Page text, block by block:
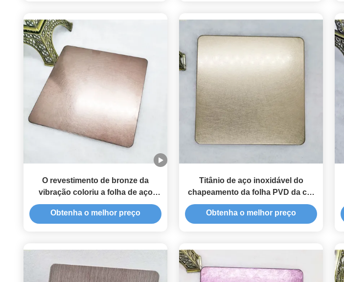
O revestimento de bronze da
vibração coloriu a folha de aço
inoxidável ASTM 201 202 1*2m
Obtenha o melhor preço
Titânio de aço inoxidável do
chapeamento da folha PVD da cor
do Champagne-ouro da vibração
Obtenha o melhor preço